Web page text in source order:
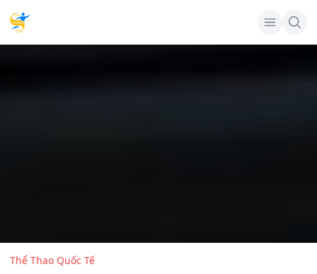
Thể Thao Quốc Tế